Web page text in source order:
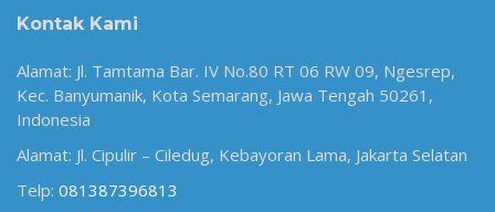
Kontak Kami
Alamat: Jl. Tamtama Bar. IV No.80 RT 06 RW 09, Ngesrep,
Kec. Banyumanik, Kota Semarang, Jawa Tengah 50261,
Indonesia
Alamat: Jl. Cipulir – Ciledug, Kebayoran Lama, Jakarta Selatan
Telp: 081387396813